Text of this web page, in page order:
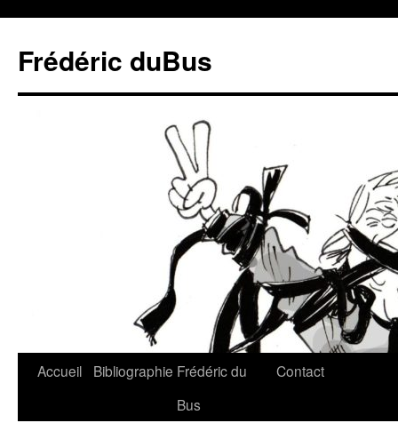
Frédéric duBus
Accueil Bibliographie Frédéric du
Bus
Contact